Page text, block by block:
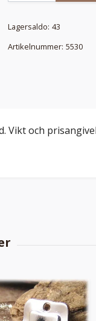
Lagersaldo: 43
Artikelnummer: 5530
Vikt och